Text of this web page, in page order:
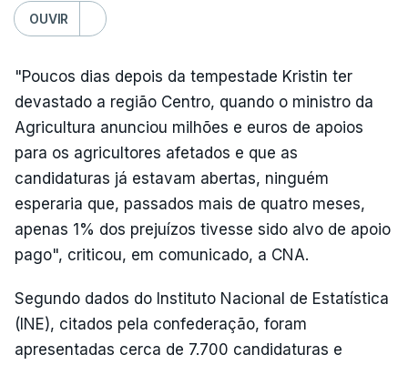
OUVIR
"Poucos dias depois da tempestade Kristin ter
devastado a região Centro, quando o ministro da
Agricultura anunciou milhões e euros de apoios
para os agricultores afetados e que as
candidaturas já estavam abertas, ninguém
esperaria que, passados mais de quatro meses,
apenas 1% dos prejuízos tivesse sido alvo de apoio
pago", criticou, em comunicado, a CNA.
Segundo dados do Instituto Nacional de Estatística
(INE), citados pela confederação, foram
apresentadas cerca de 7.700 candidaturas e